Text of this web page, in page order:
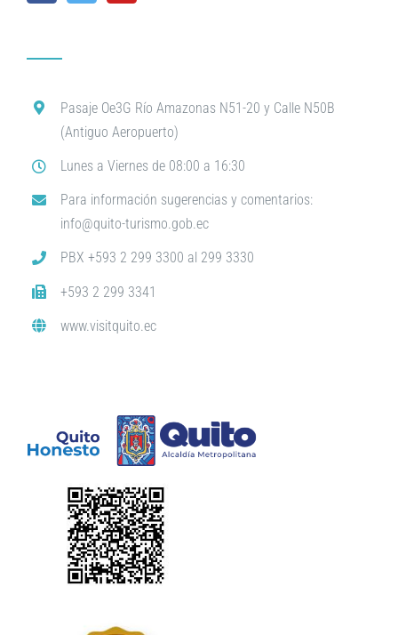
Pasaje Oe3G Río Amazonas N51-20 y Calle N50B
(Antiguo Aeropuerto)
Lunes a Viernes de 08:00 a 16:30
Para información sugerencias y comentarios:
info@quito-turismo.gob.ec
PBX +593 2 299 3300 al 299 3330
+593 2 299 3341
www.visitquito.ec